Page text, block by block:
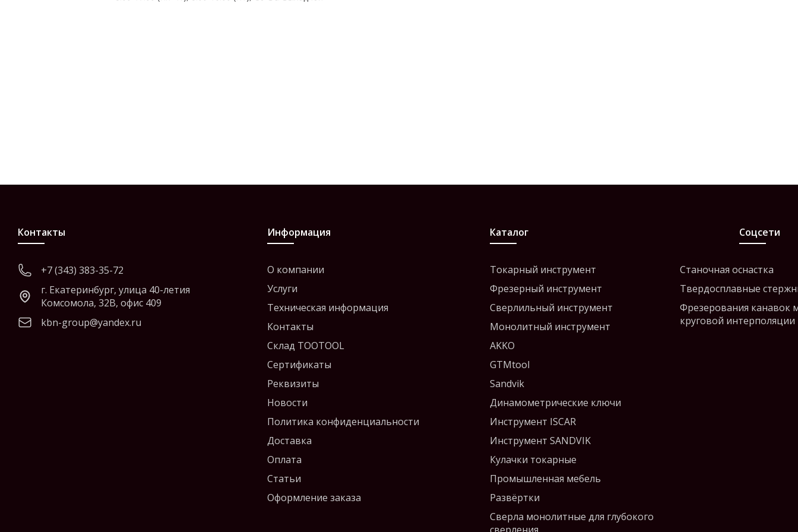
Контакты
+7 (343) 383-35-72
г. Екатеринбург, улица 40-летия
Комсомола, 32В, офис 409
kbn-group@yandex.ru
Информация
О компании
Услуги
Техническая информация
Контакты
Склад TOOTOOL
Сертификаты
Реквизиты
Новости
Политика конфиденциальности
Доставка
Оплата
Статьи
Оформление заказа
Каталог
Токарный инструмент
Фрезерный инструмент
Сверлильный инструмент
Монолитный инструмент
AKKO
GTMtool
Sandvik
Динамометрические ключи
Инструмент ISCAR
Инструмент SANDVIK
Кулачки токарные
Промышленная мебель
Развёртки
Сверла монолитные для глубокого
Станочная оснастка
Твердосплавные
Фрезерования канавок
круговой интерполяции
Соцсети